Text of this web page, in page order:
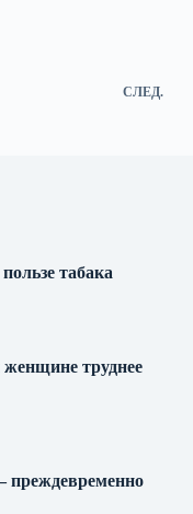
СЛЕД.
табака
труднее
преждевременно